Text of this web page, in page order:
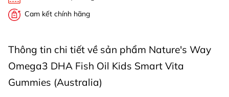
Cam kết chính hãng
Thông tin chi tiết về sản phẩm Nature's Way
Omega3 DHA Fish Oil Kids Smart Vita
Gummies (Australia)